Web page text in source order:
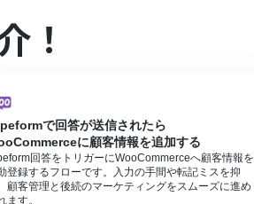
！
で回答が送信されたら
に顧客情報を追加する
回答をトリガーにWooCommerceへ顧客情報を
登録するフローです。入力の手間や転記ミスを抑
顧客管理と後続のマーケティングをスムーズに進め
ます。